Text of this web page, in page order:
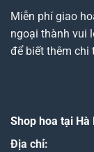
Miễn phí giao
ngoại thành vui
để biết thêm chi
Shop hoa tại Hà
Địa chỉ: